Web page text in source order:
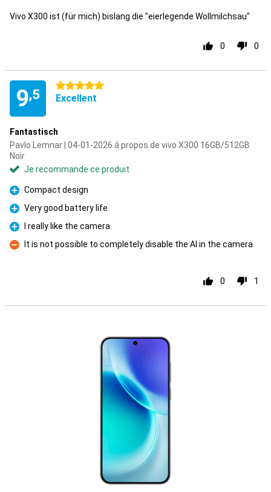
Vivo X300 ist (für mich) bislang die "eierlegende Wollmilchsau"
0 0
9,5
5 étoiles
Excellent
Fantastisch
Pavlo Lemnar | 04-01-2026 á propos de vivo X300 16GB/512GB
Noir
Je recommande ce produit
Pour
Compact design
Pour
Very good battery life
Pour
I really like the camera.
Contre
It is not possible to completely disable the AI in the camera
0 1